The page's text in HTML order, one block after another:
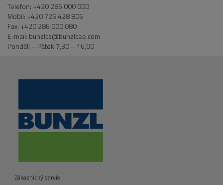
Telefon: +420 286 000 000
Mobil: +420 725 428 806
Fax: +420 286 000 080
E-mail: bunzlcs@bunzlcee.com
Pondělí – Pátek 7,30 – 16,00
Zákaznický servis